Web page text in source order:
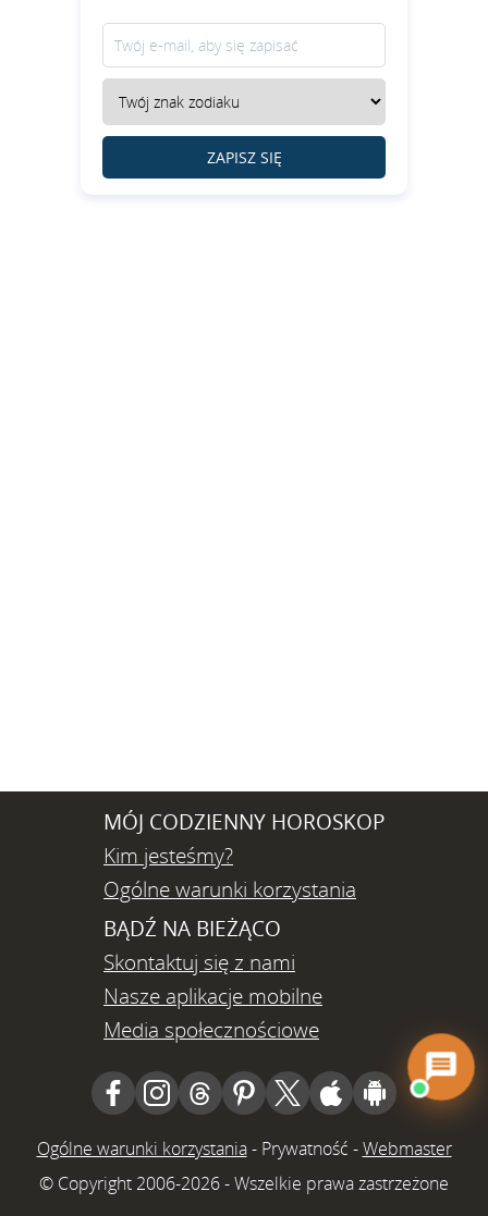
ZAPISZ SIĘ
MÓJ CODZIENNY HOROSKOP
Kim jesteśmy?
Ogólne warunki korzystania
BĄDŹ NA BIEŻĄCO
Skontaktuj się z nami
Nasze aplikacje mobilne
Media społecznościowe
Ogólne warunki korzystania- Prywatność -Webmaster
© Copyright 2006-2026 - Wszelkie prawa zastrzeżone